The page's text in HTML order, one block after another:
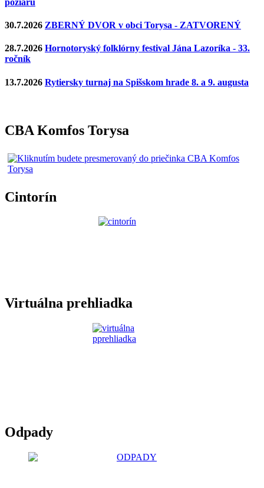
30.7.2026 ZBERNÝ DVOR v obci Torysa - ZATVORENÝ
28.7.2026 Hornotoryský folklórny festival Jána Lazoríka - 33.
ročník
13.7.2026 Rytiersky turnaj na Spišskom hrade 8. a 9. augusta
CBA Komfos Torysa
Cintorín
Virtuálna prehliadka
Odpady